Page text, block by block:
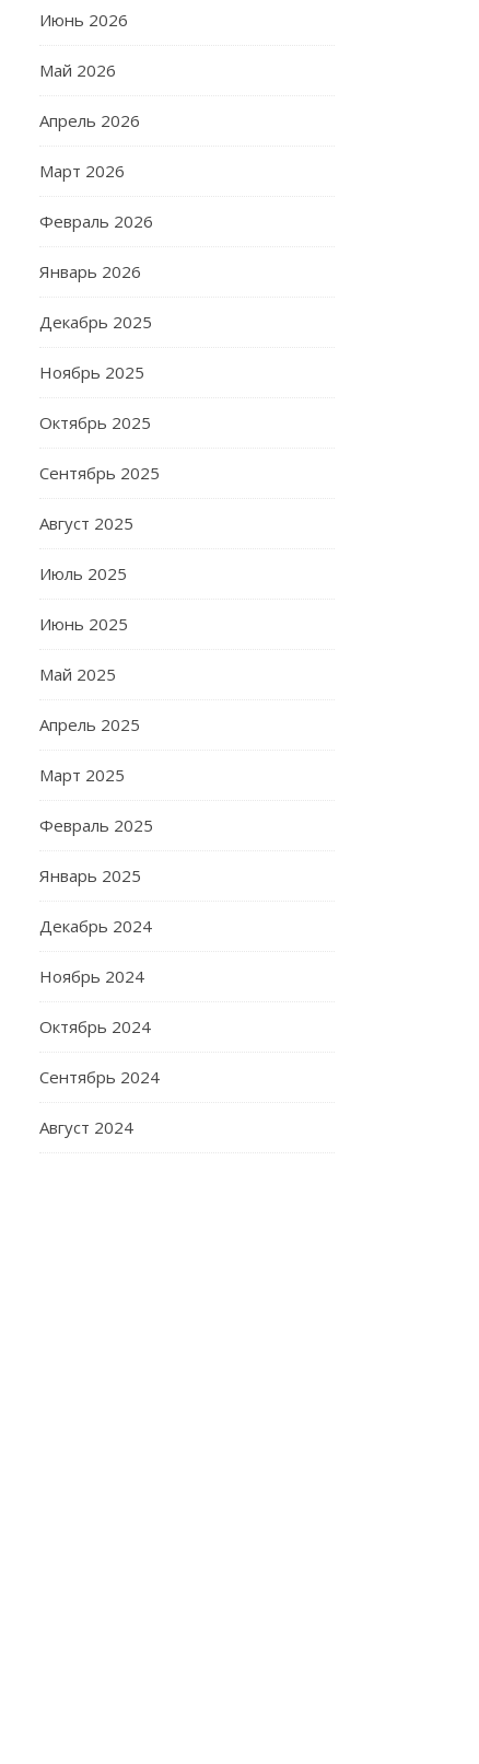
Июнь 2026
Май 2026
Апрель 2026
Март 2026
Февраль 2026
Январь 2026
Декабрь 2025
Ноябрь 2025
Октябрь 2025
Сентябрь 2025
Август 2025
Июль 2025
Июнь 2025
Май 2025
Апрель 2025
Март 2025
Февраль 2025
Январь 2025
Декабрь 2024
Ноябрь 2024
Октябрь 2024
Сентябрь 2024
Август 2024